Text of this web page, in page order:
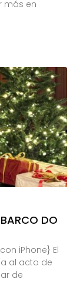
más en
DO
iPhone} El
al acto de
de